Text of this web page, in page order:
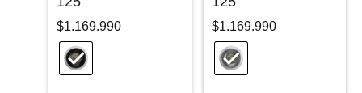
$1.169.990 $1.169.990